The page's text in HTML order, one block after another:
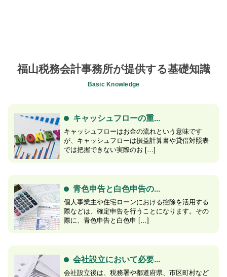
福山税務会計事務所が提供する基礎知識
Basic Knowledge
キャッシュフローの重...
キャッシュフローはお金の流れという意味です
が、キャッシュフローは損益計算書や貸借対照表
では把握できない実際のお […]
青色申告と白色申告の...
個人事業主や住宅ローンにおける控除を活用する
際などは、確定申告を行うことになります。その
際に、青色申告と白色申 […]
会社設立において必要...
会社設立後は、税務署や都道府県、市区町村など